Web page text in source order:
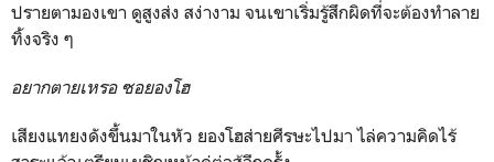
ปรายตามองเขา ดูสูงส่ง สง่างาม จนเขาเริ่มรู้สึกผิดที่จะต้องทำลาย
ทิ้งจริง ๆ
อยากตายเหรอ ซอยองโฮ
เสียงแทยงดังขึ้นมาในหัว ยองโฮส่ายศีรษะไปมา ไล่ความคิดไร้